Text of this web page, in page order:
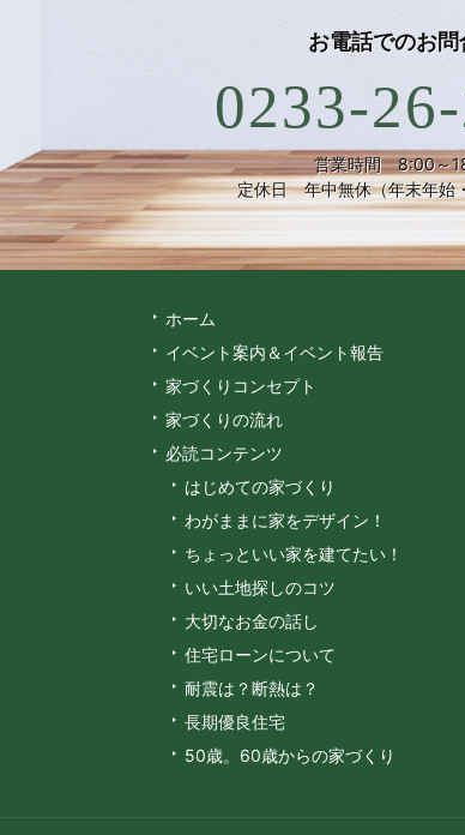
お電話でのお問
0233-
営業時間 8:00～
定休日 年中無休（年末年始
ホーム
イベント案内＆イベント報告
家づくりコンセプト
家づくりの流れ
必読コンテンツ
はじめての家づくり
わがままに家をデザイン！
ちょっといい家を建てたい！
いい土地探しのコツ
大切なお金の話し
住宅ローンについて
耐震は？断熱は？
長期優良住宅
50歳。60歳からの家づくり